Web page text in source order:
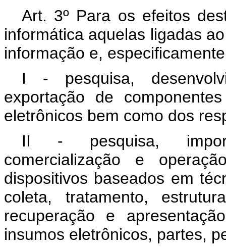
Art. 3º Para os efeitos
informática aquelas ligadas
informação e,
I - pesquisa,
exportação de
eletrônicos bem como dos
II - pesquisa,
comercialização e
dispositivos baseados em
coleta, tratamento,
recuperação e
insumos eletrônicos, partes,